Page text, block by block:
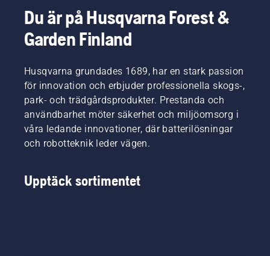
Du är på Husqvarna Forest &
Garden Finland
Husqvarna grundades 1689, har en stark passion
för innovation och erbjuder professionella skogs-,
park- och trädgårdsprodukter. Prestanda och
användbarhet möter säkerhet och miljöomsorg i
våra ledande innovationer, där batterilösningar
och robotteknik leder vägen.
Upptäck sortimentet